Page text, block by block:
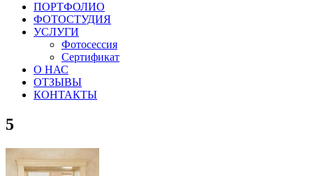
ПОРТФОЛИО
ФОТОСТУДИЯ
УСЛУГИ
Фотосессия
Сертификат
О НАС
ОТЗЫВЫ
КОНТАКТЫ
5